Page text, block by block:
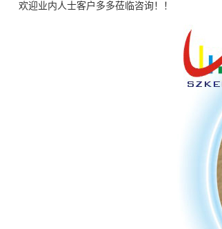
欢迎业内人士客户多多莅临咨询！！